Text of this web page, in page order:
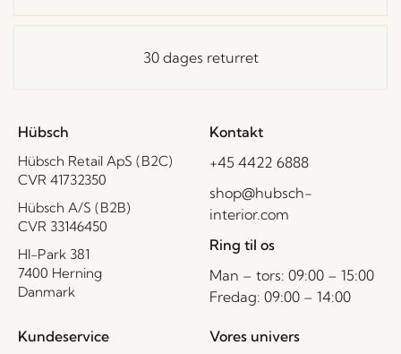
30 dages returret
Hübsch
Hübsch Retail ApS (B2C)
CVR 41732350
Hübsch A/S (B2B)
CVR 33146450
HI-Park 381
7400 Herning
Danmark
Kontakt
+45 4422 6888
shop@hubsch-
interior.com
Ring til os
Man – tors: 09:00 – 15:00
Fredag: 09:00 – 14:00
Kundeservice Vores univers